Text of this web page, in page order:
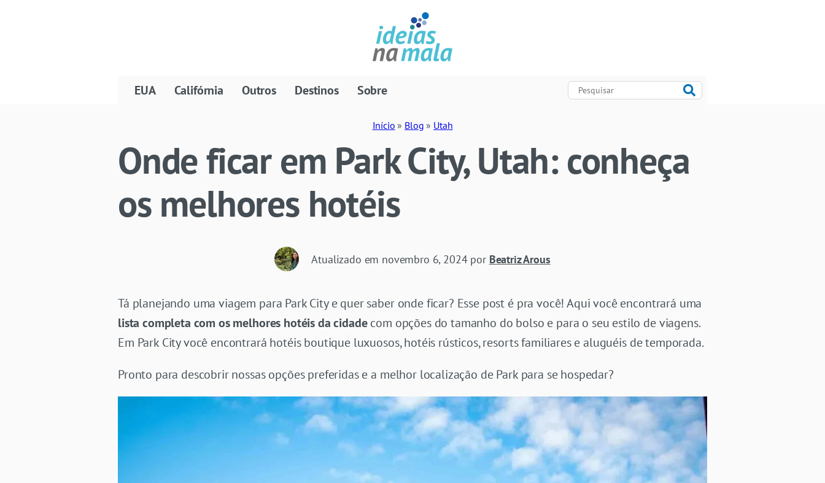
EUA Califórnia Outros Destinos Sobre
Início » Blog » Utah
Onde ficar em Park City, Utah: conheça
os melhores hotéis
Atualizado em novembro 6, 2024por Beatriz Arous
Tá planejando uma viagem para Park City e quer saber onde ficar? Esse post é pra você! Aqui você encontrará uma
lista completa com os melhores hotéis da cidadecom opções do tamanho do bolso e para o seu estilo de viagens.
Em Park City você encontrará hotéis boutique luxuosos, hotéis rústicos, resorts familiares e aluguéis de temporada.
Pronto para descobrir nossas opções preferidas e a melhor localização de Park para se hospedar?